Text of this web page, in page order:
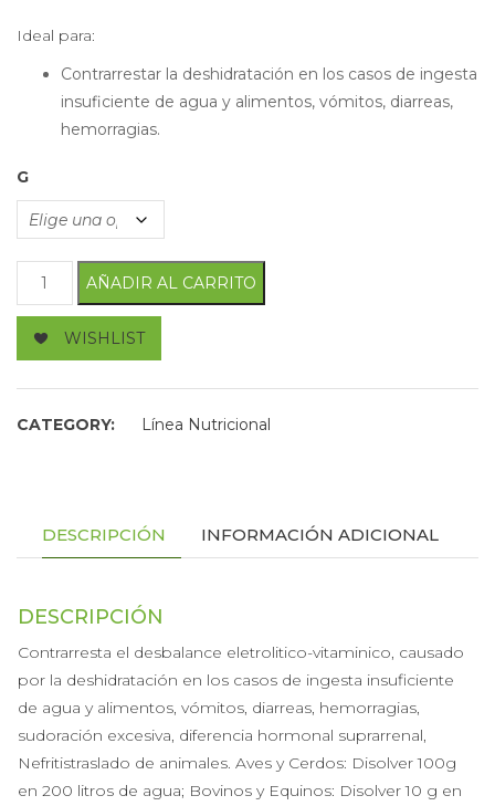
Ideal para:
Contrarrestar la deshidratación en los casos de ingesta
insuficiente de agua y alimentos, vómitos, diarreas,
hemorragias.
G
Electrovit Plus cantidad
AÑADIR AL CARRITO
WISHLIST
CATEGORY: Línea Nutricional
DESCRIPCIÓN INFORMACIÓN ADICIONAL
DESCRIPCIÓN
Contrarresta el desbalance eletrolitico-vitaminico, causado
por la deshidratación en los casos de ingesta insuficiente
de agua y alimentos, vómitos, diarreas, hemorragias,
sudoración excesiva, diferencia hormonal suprarrenal,
Nefritistraslado de animales. Aves y Cerdos: Disolver 100g
en 200 litros de agua; Bovinos y Equinos: Disolver 10 g en